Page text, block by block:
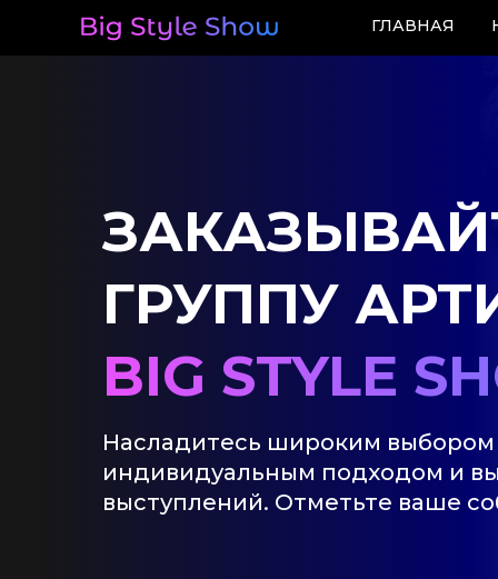
ГЛАВНАЯ
+7 (988) 940 14 09
+7 (989) 707 83 85
Насладитесь широким
индивидуальным подходом и
выступлений. Отметьте ваше
ГРУППУ
BIG STYLE